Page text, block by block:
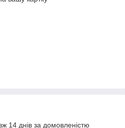
14 днів за домовленістю